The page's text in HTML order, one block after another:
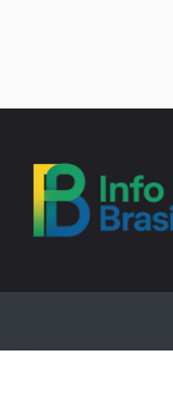
contenuto